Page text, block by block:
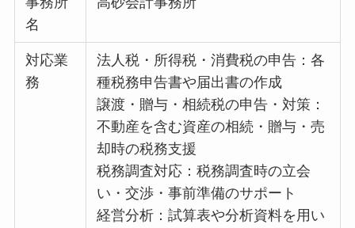
名
対応業
務
法人税・所得税・消費税の申告：各
種税務申告書や届出書の作成
譲渡・贈与・相続税の申告・対策：
不動産を含む資産の相続・贈与・売
却時の税務支援
税務調査対応：税務調査時の立会
い・交渉・事前準備のサポート
経営分析：試算表や分析資料を用い